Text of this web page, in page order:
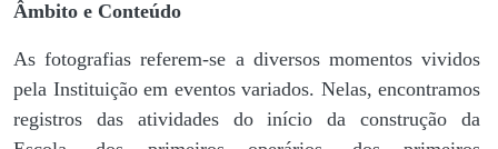
Âmbito e Conteúdo
As fotografias referem-se a diversos momentos vividos
pela Instituição em eventos variados. Nelas, encontramos
registros das atividades do início da construção da